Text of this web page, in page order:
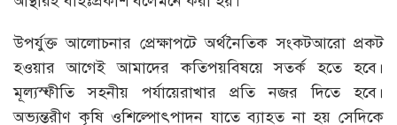
উপর্যুক্ত আলোচনার প্রেক্ষাপটে অর্থনৈতিক সংকটআরো প্রকট
হওয়ার আগেই আমাদের কতিপয়বিষয়ে সতর্ক হতে হবে।
মূল্যস্ফীতি সহনীয় পর্যায়েরাখার প্রতি নজর দিতে হবে।
অভ্যন্তরীণ কৃষি ওশিল্পোৎপাদন যাতে ব্যাহত না হয় সেদিকে